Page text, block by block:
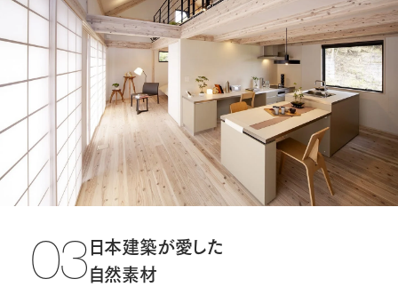
03日本建築が愛した
自然素材